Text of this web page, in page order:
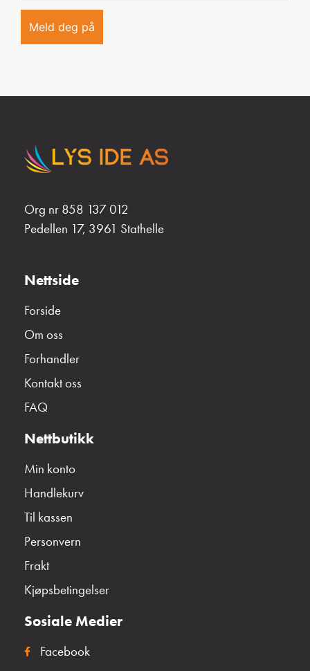
Org nr 858 137 012
Pedellen 17, 3961 Stathelle
Nettside
Forside
Om oss
Forhandler
Kontakt oss
FAQ
Nettbutikk
Min konto
Handlekurv
Til kassen
Personvern
Frakt
Kjøpsbetingelser
Sosiale Medier
Facebook